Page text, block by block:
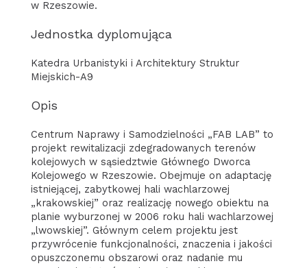
w Rzeszowie.
Jednostka dyplomująca
Katedra Urbanistyki i Architektury Struktur
Miejskich-A9
Opis
Centrum Naprawy i Samodzielności „FAB LAB” to
projekt rewitalizacji zdegradowanych terenów
kolejowych w sąsiedztwie Głównego Dworca
Kolejowego w Rzeszowie. Obejmuje on adaptację
istniejącej, zabytkowej hali wachlarzowej
„krakowskiej” oraz realizację nowego obiektu na
planie wyburzonej w 2006 roku hali wachlarzowej
„lwowskiej”. Głównym celem projektu jest
przywrócenie funkcjonalności, znaczenia i jakości
opuszczonemu obszarowi oraz nadanie mu